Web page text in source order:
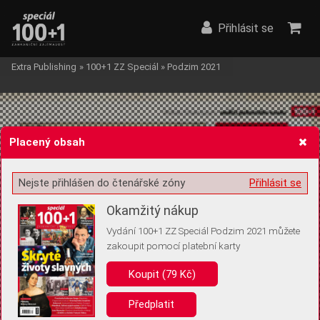
Žádost o souhlas s ukládáním volitelných informací
Pro základní fungování webu nepotřebujeme ukládat žádné informace
(tzv. cookies apod.). Rádi bychom vás ale požádali o souhlas s
uložením volitelných informací:
Anonymní unikátní ID
Přihlásit se
Extra Publishing » 100+1 ZZ Speciál » Podzim 2021
Placený obsah
Přihlásit se
Nejste přihlášen do čtenářské zóny
Okamžitý nákup
Vydání 100+1 ZZ Speciál Podzim 2021 můžete
zakoupit pomocí platební karty
Koupit (79 Kč)
Předplatit